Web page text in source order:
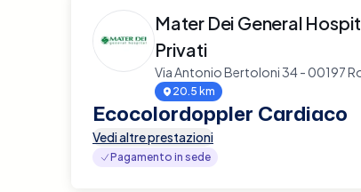
Mater Dei General
Privati
Via Antonio Bertoloni 34 - 00197
20.5 km
Ecocolordoppler Cardiaco
Vedi altre prestazioni
Pagamento in sede